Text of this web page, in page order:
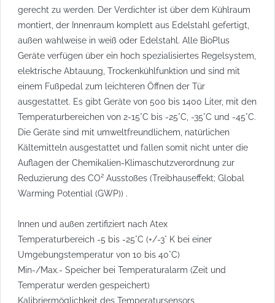
gerecht zu werden. Der Verdichter ist über dem Kühlraum
montiert, der Innenraum komplett aus Edelstahl gefertigt,
außen wahlweise in weiß oder Edelstahl. Alle BioPlus
Geräte verfügen über ein hoch spezialisiertes Regelsystem,
elektrische Abtauung, Trockenkühlfunktion und sind mit
einem Fußpedal zum leichteren Öffnen der Tür
ausgestattet. Es gibt Geräte von 500 bis 1400 Liter, mit den
Temperaturbereichen von 2-15°C bis -25°C, -35°C und -45°C.
Die Geräte sind mit umweltfreundlichem, natürlichen
Kältemitteln ausgestattet und fallen somit nicht unter die
Auflagen der Chemikalien-Klimaschutzverordnung zur
Reduzierung des CO² Ausstoßes (Treibhauseffekt; Global
Warming Potential (GWP)) .
Innen und außen zertifiziert nach Atex
Temperaturbereich -5 bis -25°C (+/-3° K bei einer
Umgebungstemperatur von 10 bis 40°C)
Min-/Max.- Speicher bei Temperaturalarm (Zeit und
Temperatur werden gespeichert)
Kalibriermöglichkeit des Temperatursensors